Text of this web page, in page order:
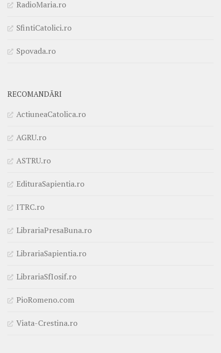
RadioMaria.ro
SfintiCatolici.ro
Spovada.ro
RECOMANDĂRI
ActiuneaCatolica.ro
AGRU.ro
ASTRU.ro
EdituraSapientia.ro
ITRC.ro
LibrariaPresaBuna.ro
LibrariaSapientia.ro
LibrariaSfIosif.ro
PioRomeno.com
Viata-Crestina.ro